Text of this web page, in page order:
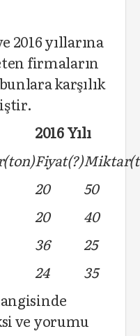
2016 yıllarına
firmaların
karşılık
2016 Yılı
Fiyat(?)
20
50
20
40
36
25
24
35
ve yorumu